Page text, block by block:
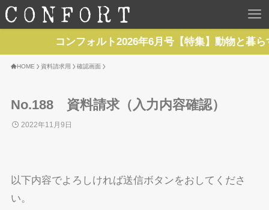
HOME
BACKNUMBER
コンフォルト2026年6月号【特集】動物と暮
HOME 資料請求用 確認画面
No.188 資料請求（入力内容確認）
2022年11月9日
以下内容でよろしければ送信ボタンをおしてくださ
い。